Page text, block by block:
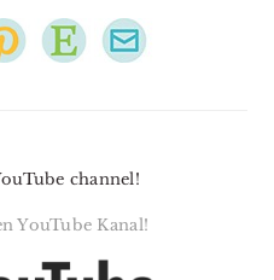
channel!
YouTube Kanal!